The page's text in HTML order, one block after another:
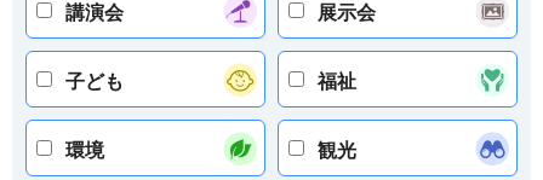
講演会 展示会
子ども 福祉
環境 観光